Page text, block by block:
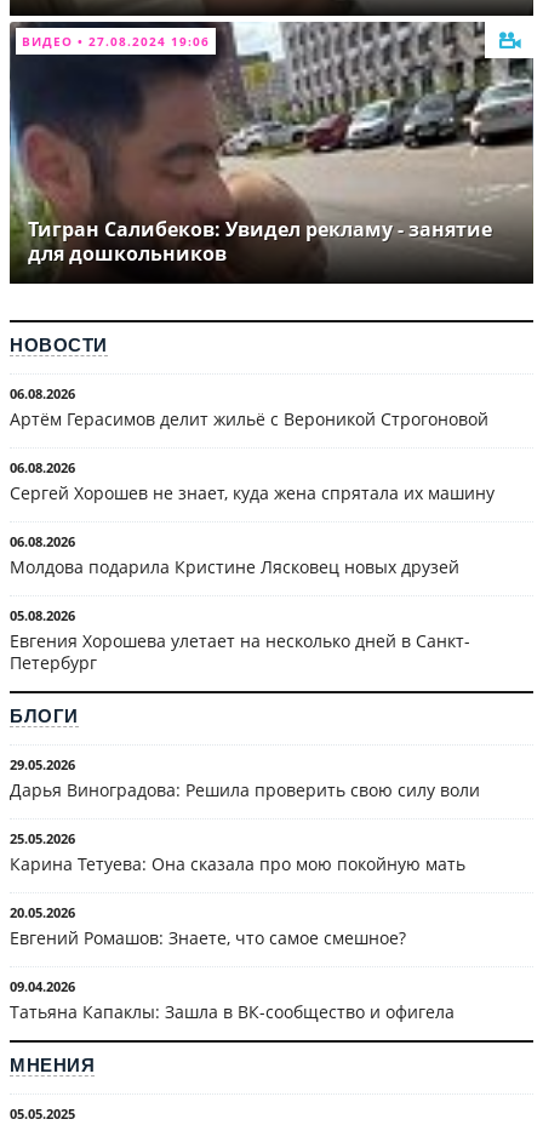
ВИДЕО • 27.08.2024 19:06
Тигран Салибеков: Увидел рекламу - занятие
для дошкольников
НОВОСТИ
06.08.2026
Артём Герасимов делит жильё с Вероникой Строгоновой
06.08.2026
Сергей Хорошев не знает, куда жена спрятала их машину
06.08.2026
Молдова подарила Кристине Лясковец новых друзей
05.08.2026
Евгения Хорошева улетает на несколько дней в Санкт-
Петербург
БЛОГИ
29.05.2026
Дарья Виноградова: Решила проверить свою силу воли
25.05.2026
Карина Тетуева: Она сказала про мою покойную мать
20.05.2026
Евгений Ромашов: Знаете, что самое смешное?
09.04.2026
Татьяна Капаклы: Зашла в ВК-сообщество и офигела
МНЕНИЯ
05.05.2025